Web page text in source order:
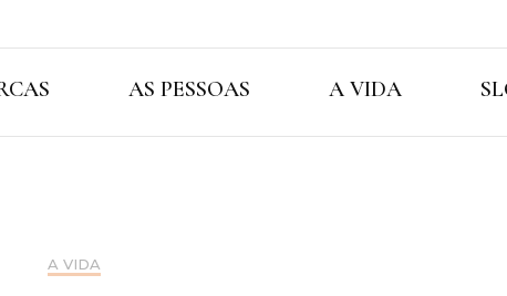
Cristina
AS PESSOAS A VIDA
A VIDA